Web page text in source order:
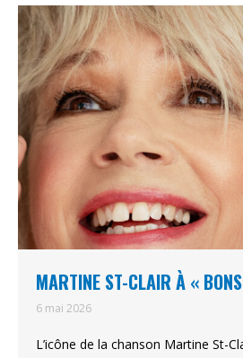
MARTINE ST-CLAIR À «
6 mai 2026
L’icône de la chanson Martine St-